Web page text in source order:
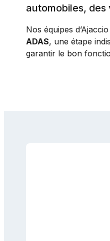
automobiles,
Nos équipes
ADAS, une étape
garantir le bon